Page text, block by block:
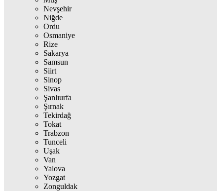
Nevşehir
Niğde
Ordu
Osmaniye
Rize
Sakarya
Samsun
Siirt
Sinop
Sivas
Şanlıurfa
Şırnak
Tekirdağ
Tokat
Trabzon
Tunceli
Uşak
Van
Yalova
Yozgat
Zonguldak